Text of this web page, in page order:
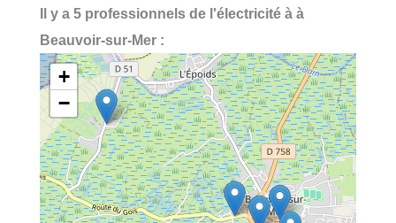
Il y a 5 professionnels de l'électricité à à
Beauvoir-sur-Mer :
+
−